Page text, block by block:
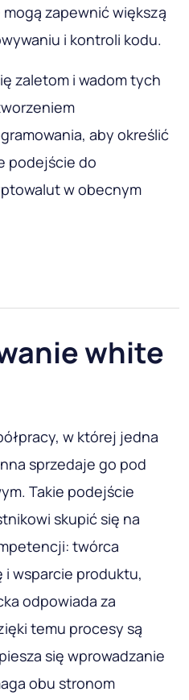
zapewnić większą
i kontroli kodu.
zaletom i wadom tych
aby określić
podejście do
w obecnym
white
w której jedna
sprzedaje go pod
Takie podejście
skupić się na
twórca
wsparcie produktu,
odpowiada za
temu procesy są
się wprowadzanie
obu stronom